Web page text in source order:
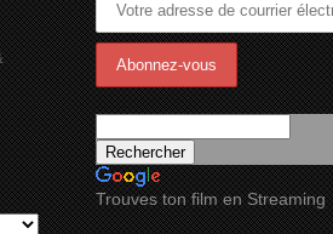
Trouves ton film en Streaming